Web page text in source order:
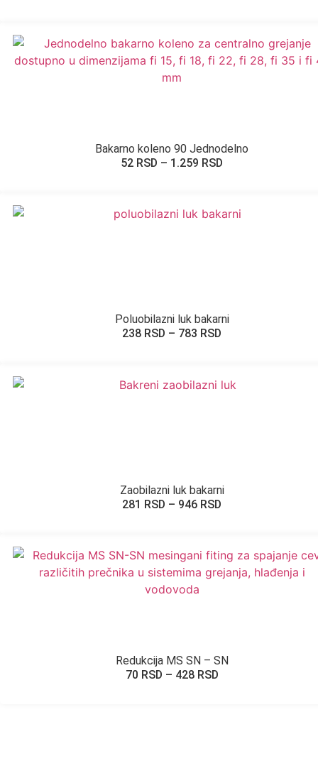
Bakarno koleno 90 Jednodelno
52 RSD – 1.259 RSD
Poluobilazni luk bakarni
238 RSD – 783 RSD
Zaobilazni luk bakarni
281 RSD – 946 RSD
Redukcija MS SN – SN
70 RSD – 428 RSD